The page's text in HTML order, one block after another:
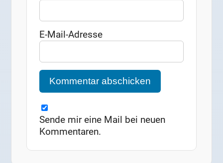
E-Mail-Adresse
Sende mir eine Mail bei neuen
Kommentaren.